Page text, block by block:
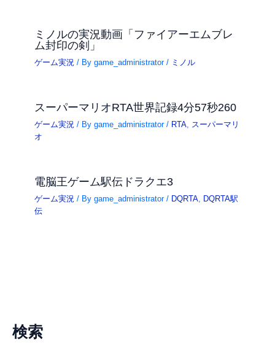
検索
ミノルの実況動画「ファイアーエムブレ
ム封印の剣」
ゲーム実況 / Bygame_administrator/ ミノル
スーパーマリオRTA世界記録4分57秒260
ゲーム実況 / Bygame_administrator/ RTA, スーパーマリ
オ
電脳王ゲーム駅伝ドラクエ3
ゲーム実況 / Bygame_administrator/ DQRTA, DQRTA駅
伝